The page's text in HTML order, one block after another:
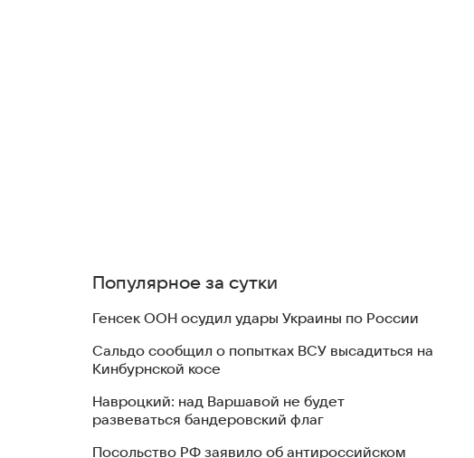
Популярное за сутки
Генсек ООН осудил удары Украины по России
Сальдо сообщил о попытках ВСУ высадиться на
Кинбурнской косе
Навроцкий: над Варшавой не будет
развеваться бандеровский флаг
Посольство РФ заявило об антироссийском